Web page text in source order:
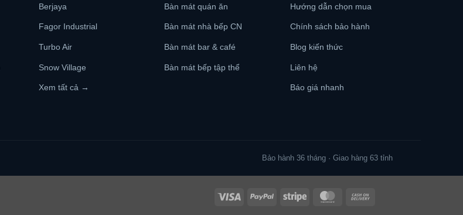
Berjaya
Fagor Industrial
Turbo Air
Snow Village
Xem tất cả →
Bàn mát quán ăn
Bàn mát nhà bếp CN
Bàn mát bar & café
Bàn mát bếp tập thể
Hướng dẫn chọn mua
Chính sách bảo hành
Blog kiến thức
Liên hệ
Báo giá nhanh
Bảo hành 36 tháng · Giao hàng 63 tỉnh
Visa PayPal Stripe MasterCard